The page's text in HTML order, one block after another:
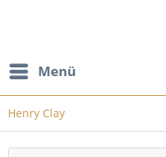
Menü
Henry Clay